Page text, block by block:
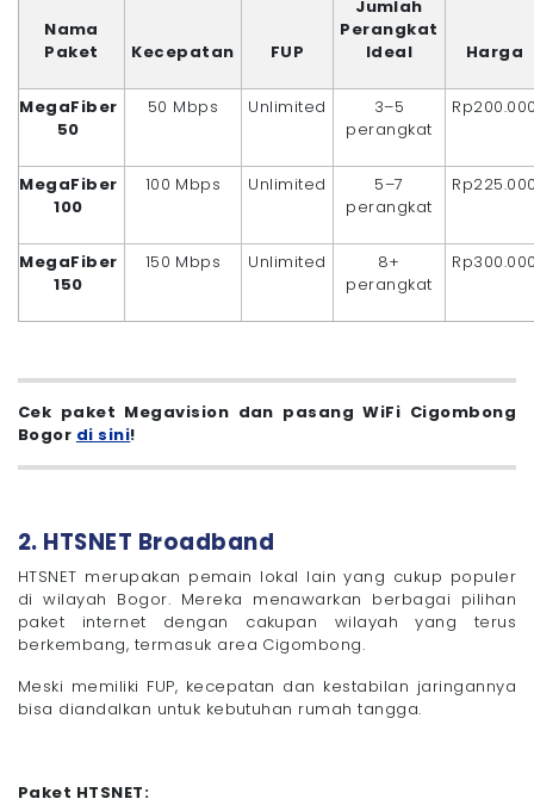
Nama
Paket
Kecepatan FUP
Jumlah
Perangkat
Ideal
Harga
MegaFiber
50
50 Mbps Unlimited
3–5
perangkat
MegaFiber
100
100 Mbps Unlimited
5–7
perangkat
MegaFiber
150
150 Mbps Unlimited
8+
perangkat
Cek paket Megavision dan pasang WiFi Cigombong
Bogor di sini!
2. HTSNET Broadband
HTSNET merupakan pemain lokal lain yang cukup populer
di wilayah Bogor. Mereka menawarkan berbagai pilihan
paket internet dengan cakupan wilayah yang terus
berkembang, termasuk area Cigombong.
Meski memiliki FUP, kecepatan dan kestabilan jaringannya
bisa diandalkan untuk kebutuhan rumah tangga.
Paket HTSNET: